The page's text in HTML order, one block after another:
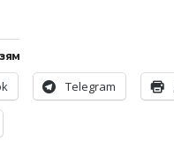
Telegram